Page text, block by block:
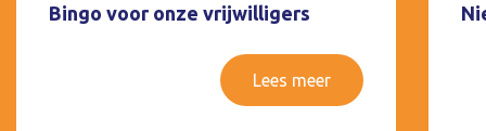
Bingo voor onze vrijwilligers
Lees meer